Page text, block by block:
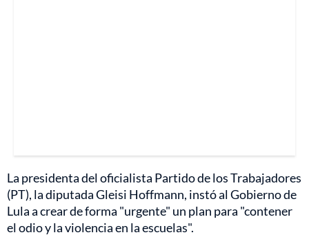
La presidenta del oficialista Partido de los Trabajadores
(PT), la diputada Gleisi Hoffmann, instó al Gobierno de
Lula a crear de forma "urgente" un plan para "contener
el odio y la violencia en la escuelas".